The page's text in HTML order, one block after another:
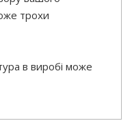
трохи
в виробі може